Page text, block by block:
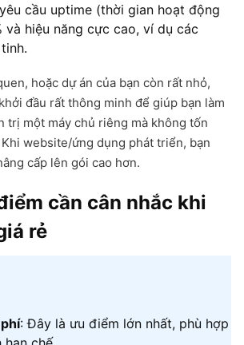
cầu uptime (thời gian hoạt động
và hiệu năng cực cao, ví dụ các
hoặc dự án của bạn còn rất nhỏ,
đầu rất thông minh để giúp bạn làm
trị một máy chủ riêng mà không tốn
website/ứng dụng phát triển, bạn
cấp lên gói cao hơn.
cần cân nhắc khi
rẻ
: Đây là ưu điểm lớn nhất, phù hợp